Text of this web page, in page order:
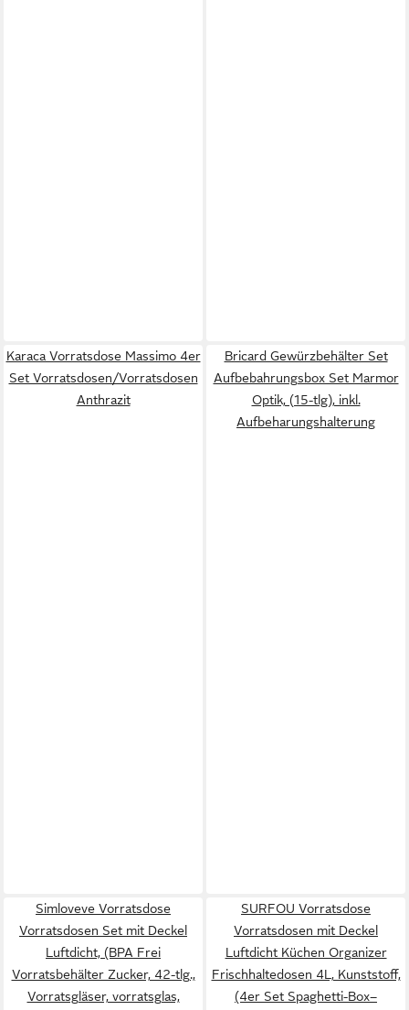
Karaca Vorratsdose Massimo 4er
Set Vorratsdosen/Vorratsdosen
Anthrazit
Bricard Gewürzbehälter Set
Aufbebahrungsbox Set Marmor
Optik, (15-tlg), inkl.
Aufbeharungshalterung
Simloveve Vorratsdose
Vorratsdosen Set mit Deckel
Luftdicht, (BPA Frei
Vorratsbehälter Zucker, 42-tlg.,
Vorratsgläser, vorratsglas,
SURFOU Vorratsdose
Vorratsdosen mit Deckel
Luftdicht Küchen Organizer
Frischhaltedosen 4L, Kunststoff,
(4er Set Spaghetti-Box–